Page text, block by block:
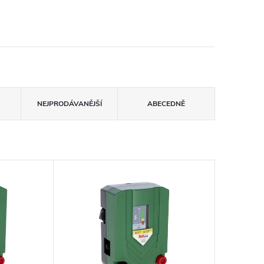
NEJPRODÁVANĚJŠÍ ABECEDNĚ